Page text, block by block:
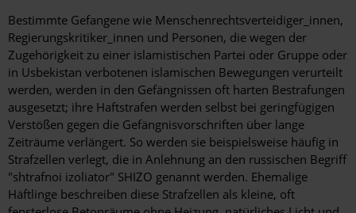
Bestimmte Gefangene wie Menschenrechtsverteidiger_innen,
Regierungskritiker_innen und Personen, die wegen der
Zugehörigkeit zu einer islamistischen Partei oder Gruppe oder
in Usbekistan verbotenen islamischen Bewegungen verurteilt
werden, werden in den Gefängnissen oft harten Bestrafungen
ausgesetzt; ihre Haftstrafen werden selbst bei geringfügigen
Verstößen gegen die Gefängnisvorschriften über lange
Zeiträume verlängert. So werden sie beispielsweise häufig in
Strafzellen verlegt, die in Anlehnung an den russischen Begriff
"shtrafnoi izoliator" SHIZO genannt werden. Ehemalige
Häftlinge beschreiben diese Strafzellen als kleine, oft